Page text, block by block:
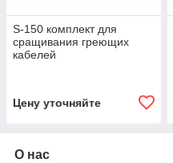
S-150 комплект для
сращивания греющих
кабелей
Цену уточняйте
О нас